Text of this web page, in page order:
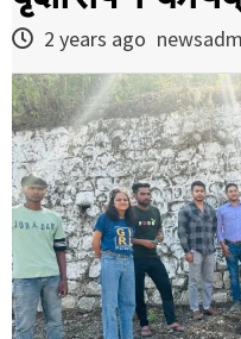
2 years ago